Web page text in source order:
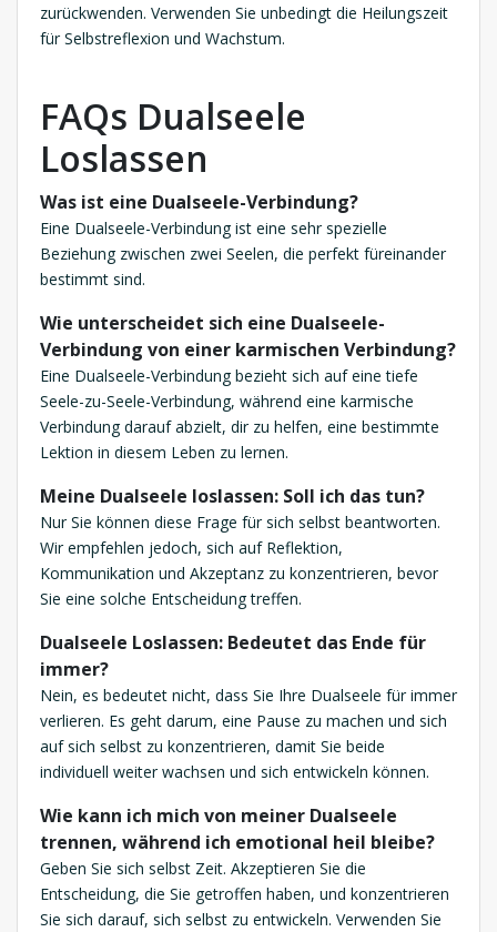
zurückwenden. Verwenden Sie unbedingt die Heilungszeit
für Selbstreflexion und Wachstum.
FAQs Dualseele
Loslassen
Was ist eine Dualseele-Verbindung?
Eine Dualseele-Verbindung ist eine sehr spezielle
Beziehung zwischen zwei Seelen, die perfekt füreinander
bestimmt sind.
Wie unterscheidet sich eine Dualseele-
Verbindung von einer karmischen Verbindung?
Eine Dualseele-Verbindung bezieht sich auf eine tiefe
Seele-zu-Seele-Verbindung, während eine karmische
Verbindung darauf abzielt, dir zu helfen, eine bestimmte
Lektion in diesem Leben zu lernen.
Meine Dualseele loslassen: Soll ich das tun?
Nur Sie können diese Frage für sich selbst beantworten.
Wir empfehlen jedoch, sich auf Reflektion,
Kommunikation und Akzeptanz zu konzentrieren, bevor
Sie eine solche Entscheidung treffen.
Dualseele Loslassen: Bedeutet das Ende für
immer?
Nein, es bedeutet nicht, dass Sie Ihre Dualseele für immer
verlieren. Es geht darum, eine Pause zu machen und sich
auf sich selbst zu konzentrieren, damit Sie beide
individuell weiter wachsen und sich entwickeln können.
Wie kann ich mich von meiner Dualseele
trennen, während ich emotional heil bleibe?
Geben Sie sich selbst Zeit. Akzeptieren Sie die
Entscheidung, die Sie getroffen haben, und konzentrieren
Sie sich darauf, sich selbst zu entwickeln. Verwenden Sie